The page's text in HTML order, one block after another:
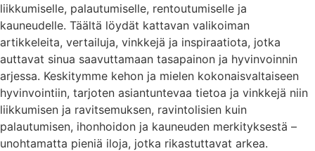
liikkumiselle, palautumiselle, rentoutumiselle ja
kauneudelle. Täältä löydät kattavan valikoiman
artikkeleita, vertailuja, vinkkejä ja inspiraatiota, jotka
auttavat sinua saavuttamaan tasapainon ja hyvinvoinnin
arjessa. Keskitymme kehon ja mielen kokonaisvaltaiseen
hyvinvointiin, tarjoten asiantuntevaa tietoa ja vinkkejä niin
liikkumisen ja ravitsemuksen, ravintolisien kuin
palautumisen, ihonhoidon ja kauneuden merkityksestä –
unohtamatta pieniä iloja, jotka rikastuttavat arkea.